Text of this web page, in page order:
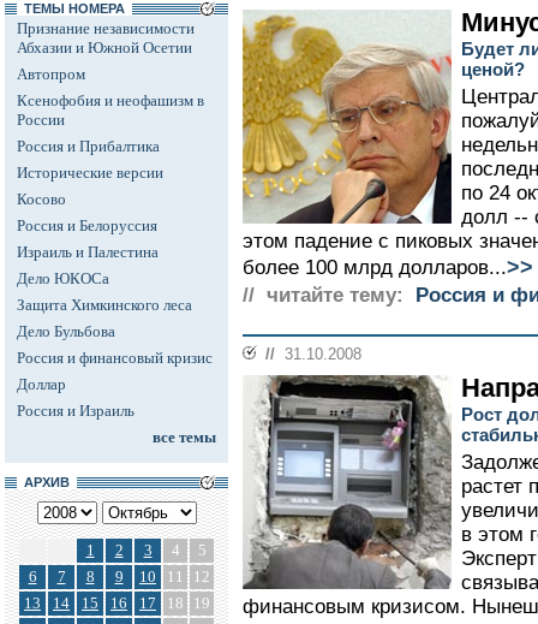
ТЕМЫ НОМЕРА
Признание независимости
Абхазии и Южной Осетии
Автопром
Ксенофобия и неофашизм в
России
Россия и Прибалтика
Исторические версии
Косово
Россия и Белоруссия
Израиль и Палестина
Дело ЮКОСа
Защита Химкинского леса
Дело Бульбова
Россия и финансовый кризис
Доллар
Россия и Израиль
все темы
АРХИВ
1 2 3 4
5
6
7 8 9 10 11
12
13
14 15 16 17 18
19
Будет
ценой?
по 24
долл --
этом падение с пиковых
более 100 млрд долларов...>>
// читайте тему: Россия и
// 31.10.2008
Рост
растет
в этом
финансовым кризисом.